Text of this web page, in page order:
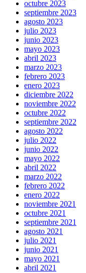
octubre 2023
septiembre 2023
agosto 2023
julio 2023
junio 2023
mayo 2023
abril 2023
marzo 2023
febrero 2023
enero 2023
diciembre 2022
noviembre 2022
octubre 2022
septiembre 2022
agosto 2022
julio 2022
junio 2022
mayo 2022
abril 2022
marzo 2022
febrero 2022
enero 2022
noviembre 2021
octubre 2021
septiembre 2021
agosto 2021
julio 2021
junio 2021
mayo 2021
abril 2021